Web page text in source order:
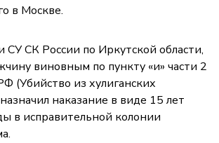
в Москве.
СК России по Иркутской области,
виновным по пункту «и» части 2
(Убийство из хулиганских
наказание в виде 15 лет
в исправительной колонии